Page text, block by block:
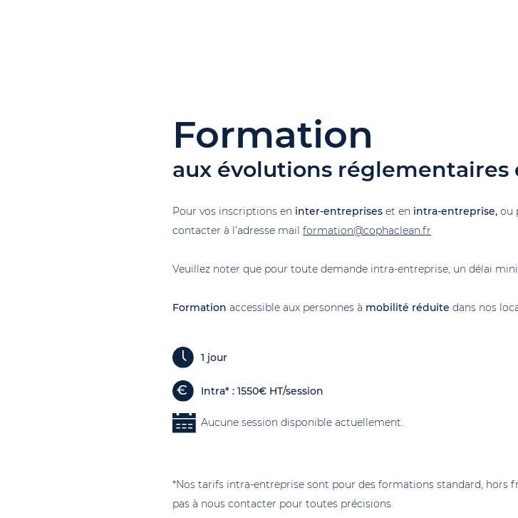
Formation
aux évolutions réglementaires
Pour vos inscriptions en inter-entreprises et en intra-entreprise, ou
contacter à l’adresse mail formation@cophaclean.fr
Veuillez noter que pour toute demande intra-entreprise, un délai
Formation accessible aux personnes à mobilité réduite dans nos
1 jour
Intra* : 1550€ HT/session
Aucune session disponible actuellement.
*Nos tarifs intra-entreprise sont pour des formations standard, hors
pas à nous contacter pour toutes précisions.